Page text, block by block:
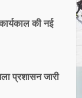
की नई
प्रशासन जारी